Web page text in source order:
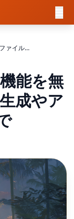
Claudeが最高のAI機能を無料提供 — ファイル生成やアプリ連携まで
能を無
成やア